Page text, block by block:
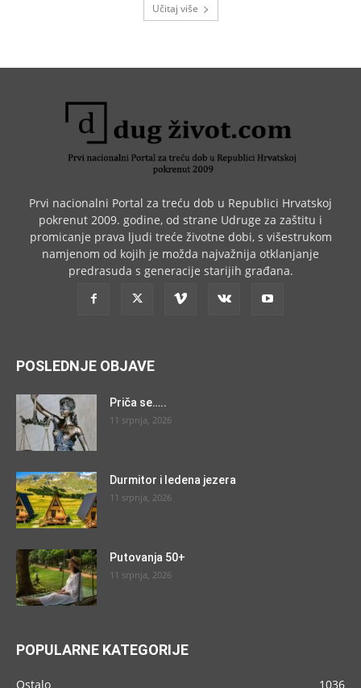
Učitaj više
Prvi nacionalni Portal za treću dob u Republici Hrvatskoj
pokrenut 2009. godine, od strane Udruge za zaštitu i
promicanje prava ljudi treće životne dobi, s višestrukom
namjenom od kojih je možda najvažnija otklanjanje
predrasuda s generacije starijih građana.
POSLEDNJE OBJAVE
Priča se…..
11 srpnja, 2026
Durmitor i ledena jezera
11 srpnja, 2026
Putovanja 50+
11 srpnja, 2026
POPULARNE KATEGORIJE
Ostalo 1036